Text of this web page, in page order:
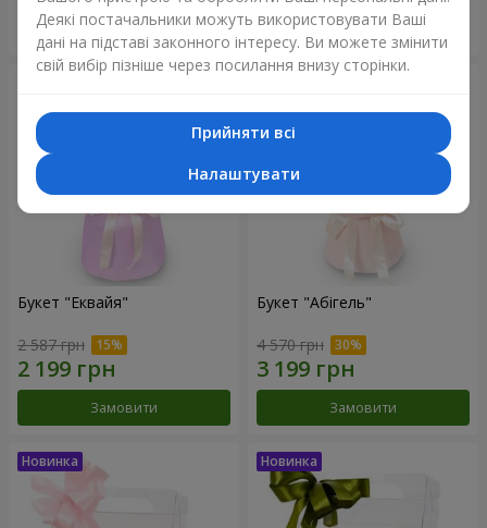
Замовити Замовити
Букет "Еквайя"
2 587 грн
Замовити
Букет "Абігель"
4 570 грн
Замовити
Деякі постачальники можуть використовувати Ваші
дані на підставі законного інтересу. Ви можете змінити
свій вибір пізніше через посилання внизу сторінки.
Прийняти всі
Налаштувати